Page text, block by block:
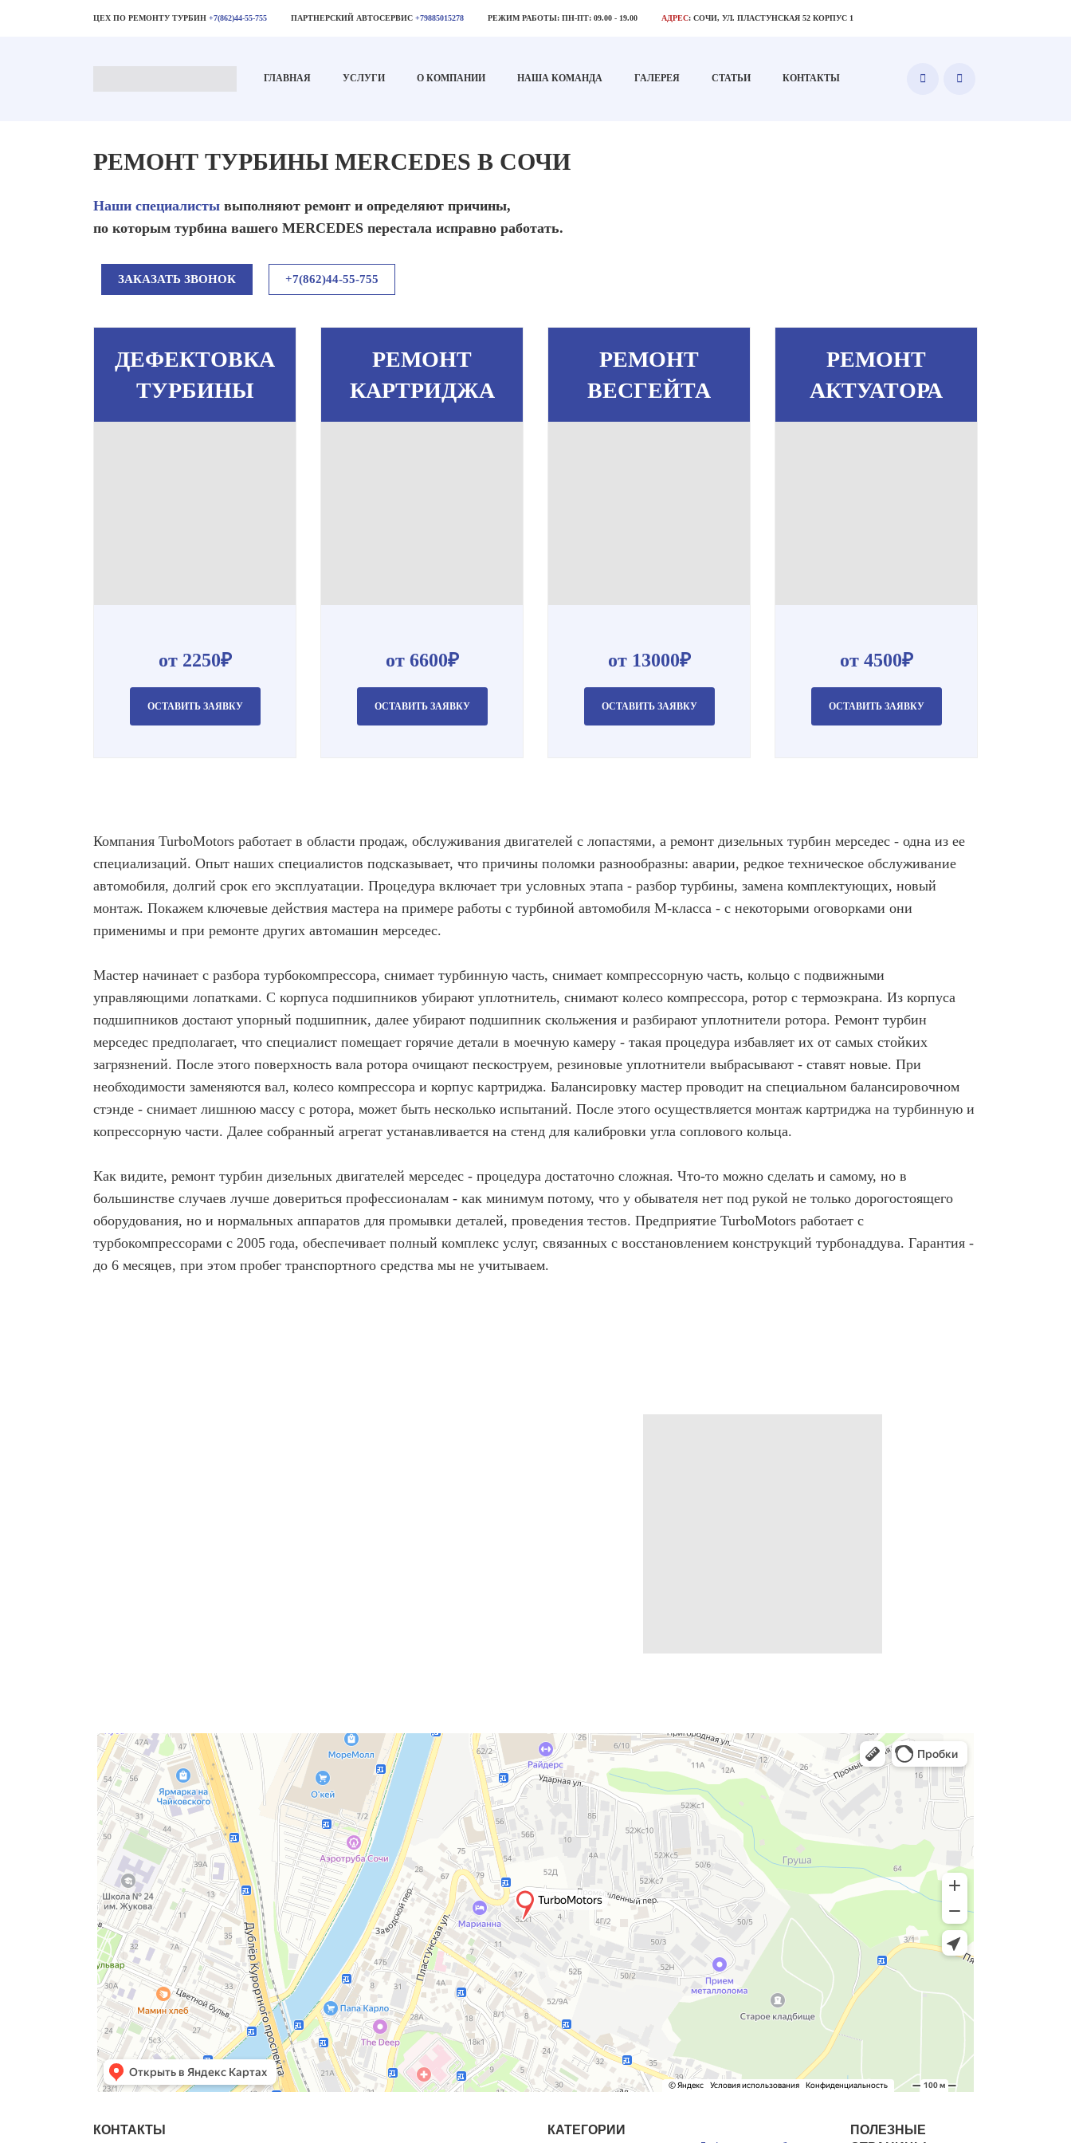
ЦЕХ ПО РЕМОНТУ ТУРБИН +7(862)44-55-755 ПАРТНЕРСКИЙ АВТОСЕРВИС +79885015278 РЕЖИМ РАБОТЫ: ПН-ПТ: 09.00 - 19.00 АДРЕС: СОЧИ, УЛ. ПЛАСТУНСКАЯ 52 КОРПУС 1
ГЛАВНАЯ УСЛУГИ О КОМПАНИИ НАША КОМАНДА ГАЛЕРЕЯ СТАТЬИ КОНТАКТЫ
РЕМОНТ ТУРБИНЫ MERCEDES В СОЧИ
Наши специалисты выполняют ремонт и определяют причины,
по которым турбина вашего MERCEDES перестала исправно работать.
ЗАКАЗАТЬ ЗВОНОК +7(862)44-55-755
ДЕФЕКТОВКА
ТУРБИНЫ
от 2250₽
ОСТАВИТЬ ЗАЯВКУ
РЕМОНТ
КАРТРИДЖА
от 6600₽
ОСТАВИТЬ ЗАЯВКУ
РЕМОНТ
ВЕСГЕЙТА
от 13000₽
ОСТАВИТЬ ЗАЯВКУ
РЕМОНТ
АКТУАТОРА
от 4500₽
ОСТАВИТЬ ЗАЯВКУ
Компания TurboMotors работает в области продаж, обслуживания двигателей с лопастями, а ремонт дизельных турбин мерседес - одна из ее
специализаций. Опыт наших специалистов подсказывает, что причины поломки разнообразны: аварии, редкое техническое обслуживание
автомобиля, долгий срок его эксплуатации. Процедура включает три условных этапа - разбор турбины, замена комплектующих, новый
монтаж. Покажем ключевые действия мастера на примере работы с турбиной автомобиля M-класса - с некоторыми оговорками они
применимы и при ремонте других автомашин мерседес.
Мастер начинает с разбора турбокомпрессора, снимает турбинную часть, снимает компрессорную часть, кольцо с подвижными
управляющими лопатками. С корпуса подшипников убирают уплотнитель, снимают колесо компрессора, ротор с термоэкрана. Из корпуса
подшипников достают упорный подшипник, далее убирают подшипник скольжения и разбирают уплотнители ротора. Ремонт турбин
мерседес предполагает, что специалист помещает горячие детали в моечную камеру - такая процедура избавляет их от самых стойких
загрязнений. После этого поверхность вала ротора очищают пескоструем, резиновые уплотнители выбрасывают - ставят новые. При
необходимости заменяются вал, колесо компрессора и корпус картриджа. Балансировку мастер проводит на специальном балансировочном
стэнде - снимает лишнюю массу с ротора, может быть несколько испытаний. После этого осуществляется монтаж картриджа на турбинную и
копрессорную части. Далее собранный агрегат устанавливается на стенд для калибровки угла соплового кольца.
Как видите, ремонт турбин дизельных двигателей мерседес - процедура достаточно сложная. Что-то можно сделать и самому, но в
большинстве случаев лучше довериться профессионалам - как минимум потому, что у обывателя нет под рукой не только дорогостоящего
оборудования, но и нормальных аппаратов для промывки деталей, проведения тестов. Предприятие TurboMotors работает с
турбокомпрессорами с 2005 года, обеспечивает полный комплекс услуг, связанных с восстановлением конструкций турбонаддува. Гарантия -
до 6 месяцев, при этом пробег транспортного средства мы не учитываем.
КОНТАКТЫ КАТЕГОРИИ
ПОЛЕЗНЫЕ